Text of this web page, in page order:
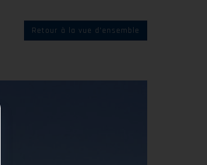
Retour à la vue d'ensemble